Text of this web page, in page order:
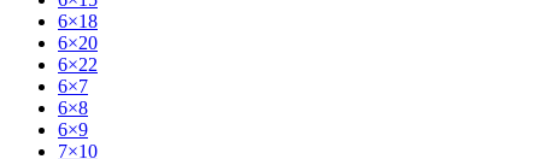
6×18
6×20
6×22
6×7
6×8
6×9
7×10